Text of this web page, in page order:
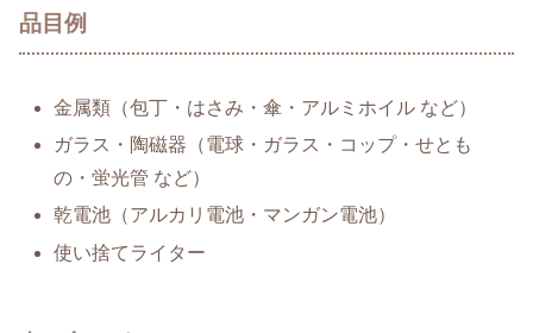
品目例
金属類（包丁・はさみ・傘・アルミホイル など）
ガラス・陶磁器（電球・ガラス・コップ・せとも
の・蛍光管 など）
乾電池（アルカリ電池・マンガン電池）
使い捨てライター